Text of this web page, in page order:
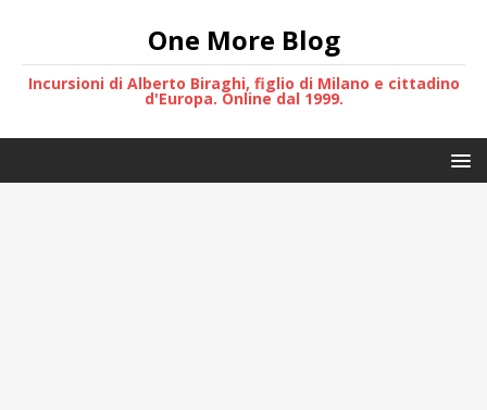
One More Blog
Incursioni di Alberto Biraghi, figlio di Milano e cittadino
d'Europa. Online dal 1999.